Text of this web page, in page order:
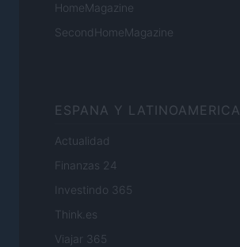
HomeMagazine
SecondHomeMagazine
ESPANA Y LATINOAMERICA
Actualidad
Finanzas 24
Investindo 365
Think.es
Viajar 365